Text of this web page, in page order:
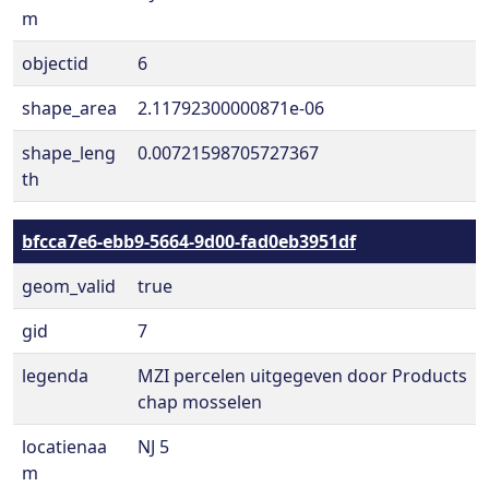
m
objectid
6
shape_area
2.11792300000871e-06
shape_leng
th
0.00721598705727367
bfcca7e6-ebb9-5664-9d00-fad0eb3951df
geom_valid
true
gid
7
legenda
MZI percelen uitgegeven door Products
chap mosselen
locatienaa
m
NJ 5